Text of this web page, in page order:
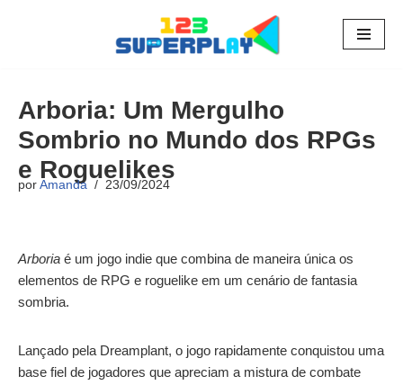
conteúdo
Arboria: Um Mergulho
Sombrio no Mundo dos RPGs
e Roguelikes
por Amanda 23/09/2024
Arboria é um jogo indie que combina de maneira única os
elementos de RPG e roguelike em um cenário de fantasia
sombria.
Lançado pela Dreamplant, o jogo rapidamente conquistou uma
base fiel de jogadores que apreciam a mistura de combate